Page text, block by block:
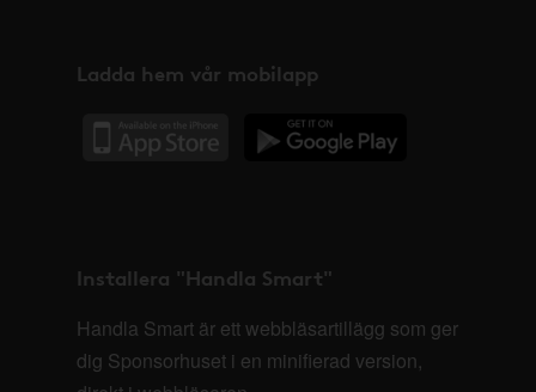
Ladda hem vår mobilapp
Installera "Handla Smart"
Handla Smart är ett webbläsartillägg som ger
dig Sponsorhuset i en minifierad version,